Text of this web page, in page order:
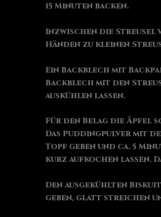
15 Minuten backen.
Inzwischen die Streusel
Händen zu kleinen
Ein Backblech mit
Backblech mit den
auskühlen lassen.
Für den Belag die Äpfel
Das Puddingpulver mit
Topf geben und ca. 5
kurz aufkochen lassen.
Den ausgekühlten
geben, glatt streichen